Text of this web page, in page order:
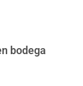
bodega